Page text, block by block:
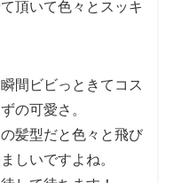
頂いて色々とスッキ
間ビビっときてコス
の可愛さ。
髪型だと色々と飛び
しいですよね。